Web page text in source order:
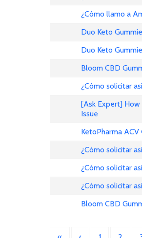
¿Cómo llamo a
Duo Keto
Duo Keto
Bloom CBD
¿Cómo solicitar
[Ask Expert]
Issue
KetoPharma
¿Cómo solicitar
¿Cómo solicitar
¿Cómo solicitar
Bloom CBD